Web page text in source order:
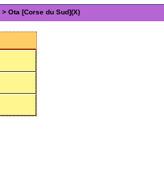
> Ota [Corse du Sud](X)